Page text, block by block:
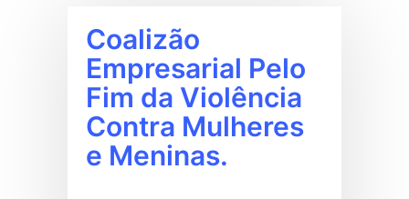
Coalizão
Empresarial Pelo
Fim da Violência
Contra Mulheres
e Meninas.